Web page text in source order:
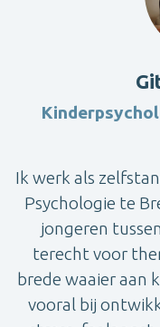
Ik werk als
Psychologie te
jongeren
terecht voor
brede waaier aan
vooral bij